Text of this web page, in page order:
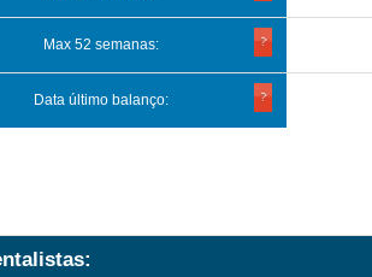
Max 52 semanas:
Data último balanço: